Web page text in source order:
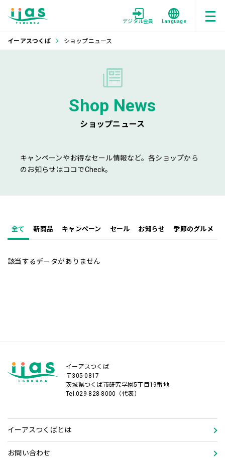
デジタル会員 Language
イーアスつくば ショップニュース
Shop News
ショップニュース
キャンペーンやお得なセール情報など。各ショップから
のお知らせはココでCheck。
全て 新商品 キャンペーン セール お知らせ 季節のグルメ
該当するデータがありません
イーアスつくば
〒305-0817
茨城県つくば市研究学園5丁目19番地
Tel.029-828-8000（代表）
イーアスつくばとは
お問い合わせ